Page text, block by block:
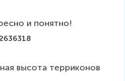
и понятно!
высота терриконов